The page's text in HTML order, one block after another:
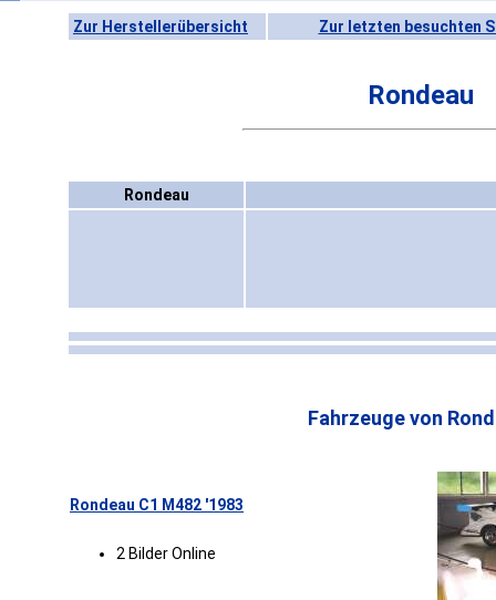
Zur Herstellerübersicht Zur letzten besuchten
Rondeau
Rondeau
Fahrzeuge von
Rondeau C1 M482 '1983
2 Bilder Online